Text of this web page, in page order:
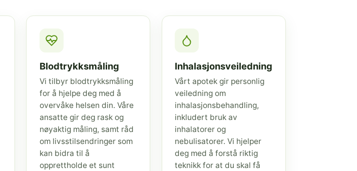
Blodtrykksmåling
Vi tilbyr blodtrykksmåling
for å hjelpe deg med å
overvåke helsen din. Våre
ansatte gir deg rask og
nøyaktig måling, samt råd
om livsstilsendringer som
kan bidra til å
opprettholde et sunt
Inhalasjonsveiledning
Vårt apotek gir personlig
veiledning om
inhalasjonsbehandling,
inkludert bruk av
inhalatorer og
nebulisatorer. Vi hjelper
deg med å forstå riktig
teknikk for at du skal få